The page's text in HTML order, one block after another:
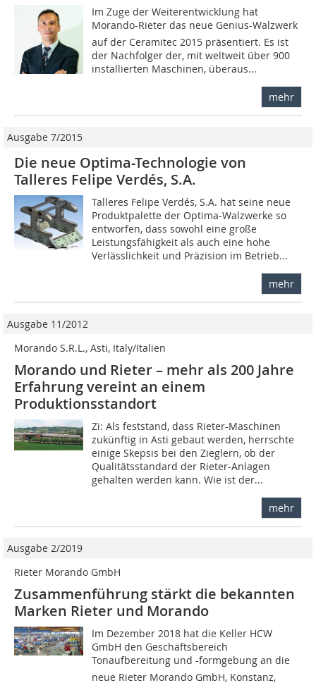
Im Zuge der Weiterentwicklung hat
Morando-Rieter das neue Genius-Walzwerk
auf der Ceramitec 2015 präsentiert. Es ist
der Nachfolger der, mit weltweit über 900
installierten Ma­schinen, überaus...
mehr
Ausgabe 7/2015
Die neue Optima-Technologie von
Talleres Felipe Verdés, S.A.
Talleres Felipe Verdés, S.A. hat seine neue
Produktpalette der Optima-Walzwerke so
entworfen, dass sowohl eine große
Leistungsfähigkeit als auch eine hohe
Verlässlichkeit und Präzision im Betrieb...
mehr
Ausgabe 11/2012
Morando S.R.L., Asti, Italy/Italien
Morando und Rieter – mehr als 200 Jahre
Erfahrung vereint an einem
Produktionsstandort
Zi: Als feststand, dass Rieter-Maschinen
zukünftig in Asti ­gebaut werden, herrschte
einige Skepsis bei den Zieglern, ob der
Qualitätsstandard der Rieter-Anlagen
gehalten werden kann. Wie ist der...
mehr
Ausgabe 2/2019
Rieter Morando GmbH
Zusammenführung stärkt die bekannten
Marken Rieter und Morando
Im Dezember 2018 hat die Keller HCW
GmbH den Geschäftsbereich
Tonaufbereitung und -formgebung an die
neue Rieter Morando GmbH, Konstanz,